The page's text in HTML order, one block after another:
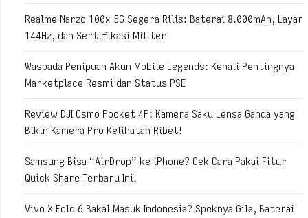
Realme Narzo 100x 5G Segera Rilis: Baterai 8.000mAh, Layar
144Hz, dan Sertifikasi Militer
Waspada Penipuan Akun Mobile Legends: Kenali Pentingnya
Marketplace Resmi dan Status PSE
Review DJI Osmo Pocket 4P: Kamera Saku Lensa Ganda yang
Bikin Kamera Pro Kelihatan Ribet!
Samsung Bisa “AirDrop” ke iPhone? Cek Cara Pakai Fitur
Quick Share Terbaru Ini!
Vivo X Fold 6 Bakal Masuk Indonesia? Speknya Gila, Baterai